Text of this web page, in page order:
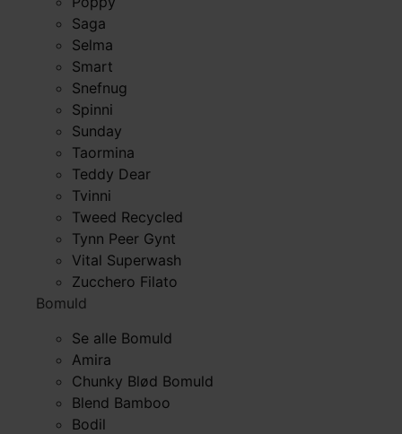
Saga
Selma
Smart
Snefnug
Spinni
Sunday
Taormina
Teddy Dear
Tvinni
Tweed Recycled
Tynn Peer Gynt
Vital Superwash
Zucchero Filato
Bomuld
Se alle Bomuld
Amira
Chunky Blød Bomuld
Blend Bamboo
Bodil